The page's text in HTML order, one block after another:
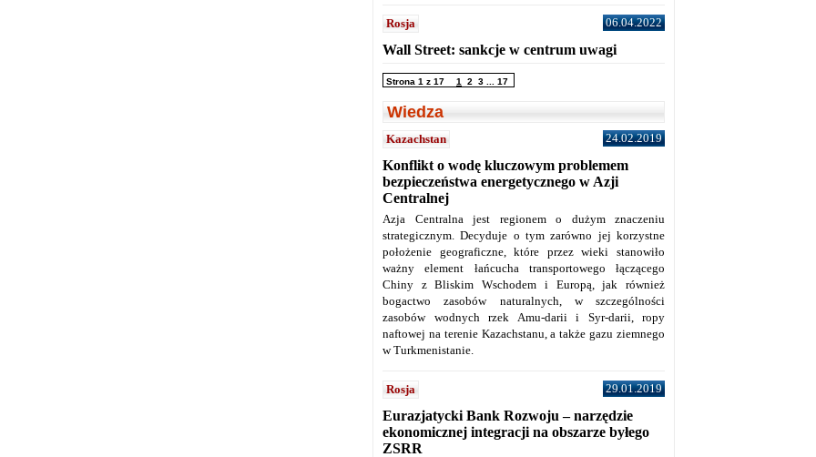
Rosja 06.04.2022
Wall Street: sankcje w centrum uwagi
Strona 1 z 17 1 2 3 17
Wiedza
Kazachstan 24.02.2019
Konflikt o wodę kluczowym problemem
bezpieczeństwa energetycznego w Azji
Centralnej
Azja Centralna jest regionem o dużym znaczeniu
strategicznym. Decyduje o tym zarówno jej korzystne
położenie geograficzne, które przez wieki stanowiło
ważny element łańcucha transportowego łączącego
Chiny z Bliskim Wschodem i Europą, jak również
bogactwo zasobów naturalnych, w szczególności
zasobów wodnych rzek Amu-darii i Syr-darii, ropy
naftowej na terenie Kazachstanu, a także gazu ziemnego
w Turkmenistanie.
Rosja 29.01.2019
Eurazjatycki Bank Rozwoju – narzędzie
ekonomicznej integracji na obszarze byłego
ZSRR